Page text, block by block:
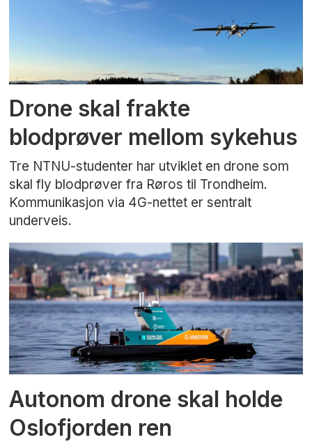
Drone skal frakte
blodprøver mellom sykehus
Tre NTNU-studenter har utviklet en drone som
skal fly blodprøver fra Røros til Trondheim.
Kommunikasjon via 4G-nettet er sentralt
underveis.
Autonom drone skal holde
Oslofjorden ren